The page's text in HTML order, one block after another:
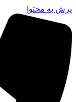
پرش به محتوا